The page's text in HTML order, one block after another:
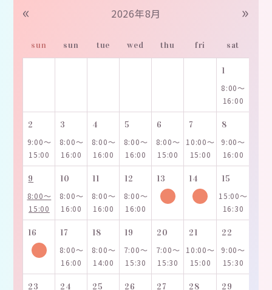
« 2026年8月 »
sun sun tue wed thu fri sat
1
8:00～
16:00
2
9:00～
15:00
3
8:00～
16:00
4
8:00～
16:00
5
8:00～
16:00
6
8:00～
15:00
7
10:00～
15:00
8
9:00～
16:00
9
8:00～
15:00
10
8:00～
16:00
11
8:00～
16:00
12
8:00～
16:00
13 14
15
15:00～
16:30
16
17
8:00～
16:00
18
8:00～
14:00
19
7:00～
15:30
20
7:00～
15:30
21
10:00～
15:00
22
9:00～
15:30
23 24 25 26 27 28 29